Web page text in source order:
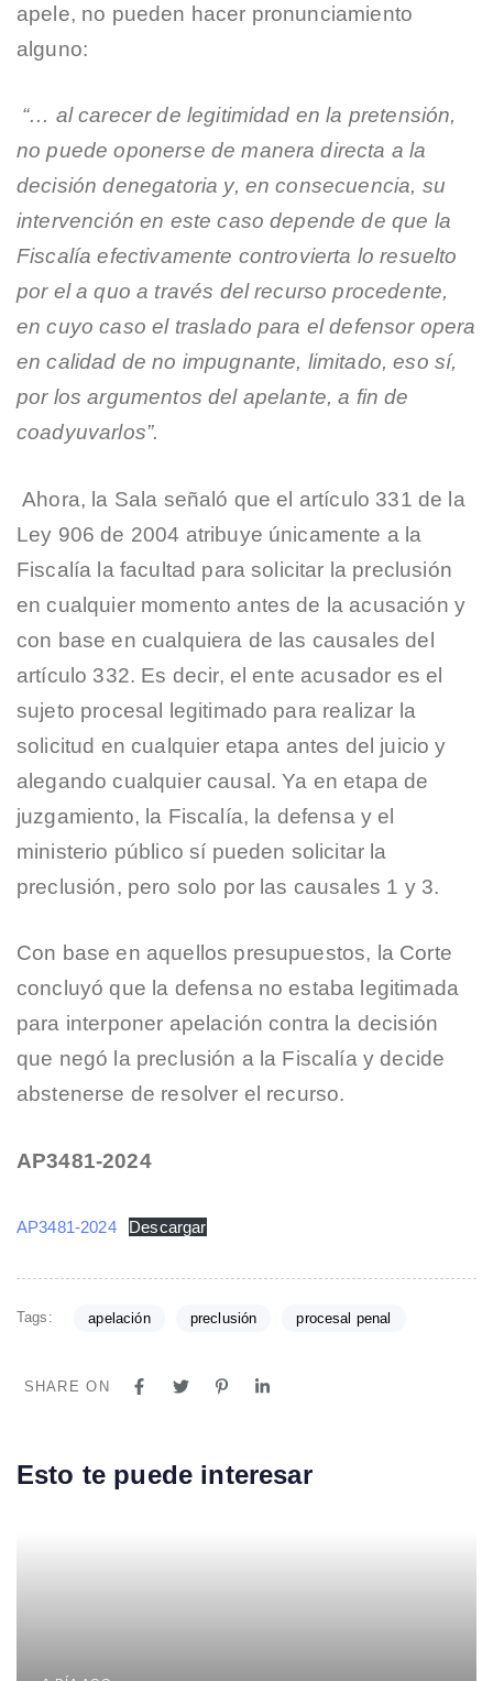
apele, no pueden hacer pronunciamiento
alguno:
“… al carecer de legitimidad en la pretensión,
no puede oponerse de manera directa a la
decisión denegatoria y, en consecuencia, su
intervención en este caso depende de que la
Fiscalía efectivamente controvierta lo resuelto
por el a quo a través del recurso procedente,
en cuyo caso el traslado para el defensor opera
en calidad de no impugnante, limitado, eso sí,
por los argumentos del apelante, a fin de
coadyuvarlos”.
Ahora, la Sala señaló que el artículo 331 de la
Ley 906 de 2004 atribuye únicamente a la
Fiscalía la facultad para solicitar la preclusión
en cualquier momento antes de la acusación y
con base en cualquiera de las causales del
artículo 332. Es decir, el ente acusador es el
sujeto procesal legitimado para realizar la
solicitud en cualquier etapa antes del juicio y
alegando cualquier causal. Ya en etapa de
juzgamiento, la Fiscalía, la defensa y el
ministerio público sí pueden solicitar la
preclusión, pero solo por las causales 1 y 3.
Con base en aquellos presupuestos, la Corte
concluyó que la defensa no estaba legitimada
para interponer apelación contra la decisión
que negó la preclusión a la Fiscalía y decide
abstenerse de resolver el recurso.
AP3481-2024
AP3481-2024 Descargar
Tags: apelación preclusión procesal penal
SHARE ON
Esto te puede interesar